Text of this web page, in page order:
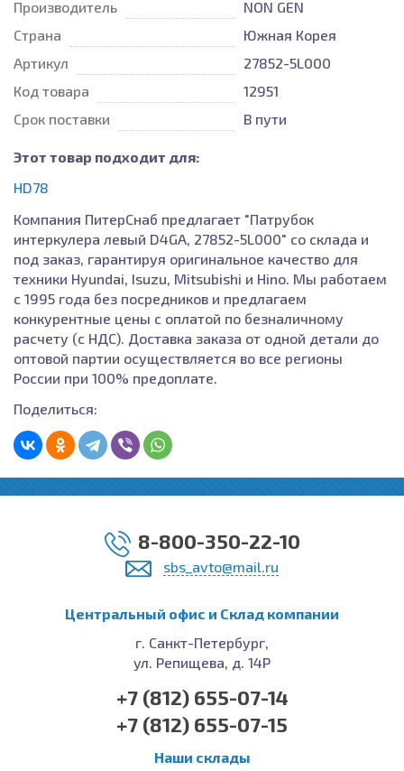
Производитель
NON GEN
Страна
Южная Корея
Артикул
27852-5L000
Код товара
12951
Срок поставки
В пути
Этот товар подходит для:
HD78
Компания ПитерСнаб предлагает "Патрубок
интеркулера левый D4GA, 27852-5L000" со склада и
под заказ, гарантируя оригинальное качество для
техники Hyundai, Isuzu, Mitsubishi и Hino. Мы работаем
с 1995 года без посредников и предлагаем
конкурентные цены с оплатой по безналичному
расчету (с НДС). Доставка заказа от одной детали до
оптовой партии осуществляется во все регионы
России при 100% предоплате.
Поделиться:
8-800-350-22-10
sbs_avto@mail.ru
Центральный офис и Cклад компании
г. Санкт-Петербург,
ул. Репищева, д. 14Р
+7 (812) 655-07-14
+7 (812) 655-07-15
Наши склады